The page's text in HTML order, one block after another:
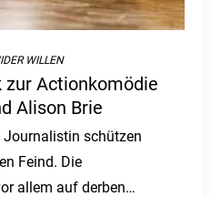
WILLEN
zur Actionkomödie
Alison Brie
Journalistin schützen
Feind. Die
allem auf derben